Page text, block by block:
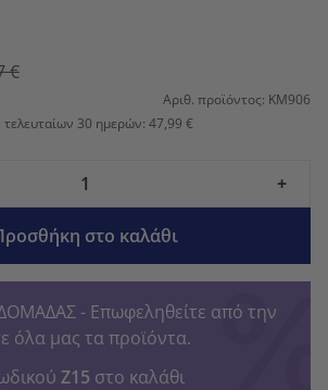
€
Αριθ. προϊόντος: KM906
30 ημερών: 47,99 €
+
στο καλάθι
- Επωφεληθείτε από την
όλα μας τα προϊόντα.
Z15 στο καλάθι